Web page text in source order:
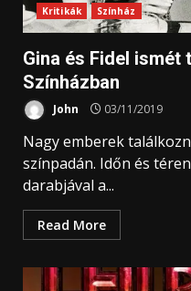
Kritikák Színház
Gina és Fidel
Színházban
John 03/11/2019
Nagy emberek
színpadán. Időn és
darabjával a...
Read More